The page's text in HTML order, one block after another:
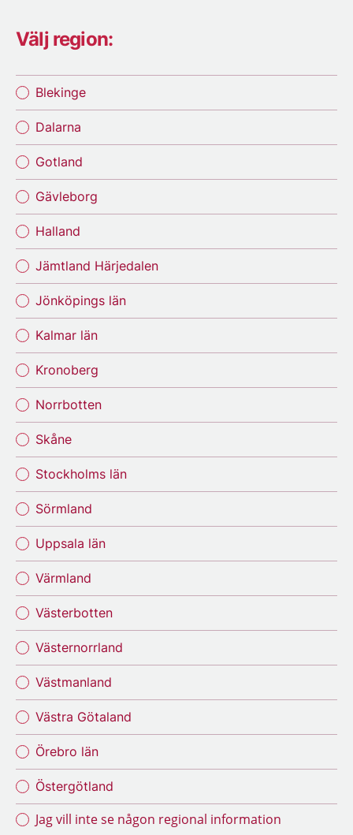
Välj region:
Blekinge
Dalarna
Gotland
Gävleborg
Halland
Jämtland Härjedalen
Jönköpings län
Kalmar län
Kronoberg
Norrbotten
Skåne
Stockholms län
Sörmland
Uppsala län
Värmland
Västerbotten
Västernorrland
Västmanland
Västra Götaland
Örebro län
Östergötland
Jag vill inte se någon regional information